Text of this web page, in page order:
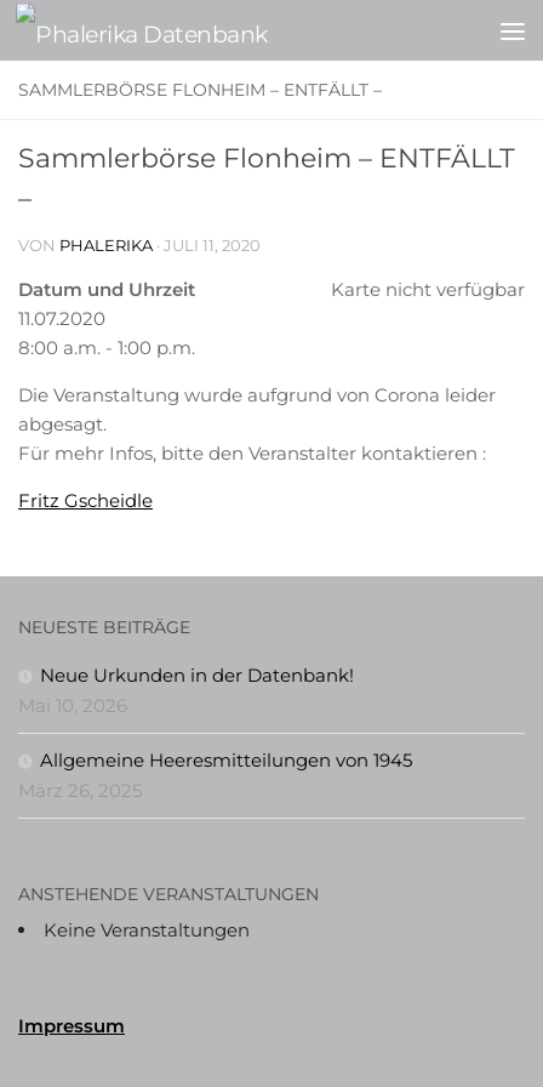
Zum Inhalt springen
SAMMLERBÖRSE FLONHEIM – ENTFÄLLT –
Sammlerbörse Flonheim – ENTFÄLLT
–
VON PHALERIKA · JULI 11, 2020
Karte nicht verfügbar
Datum und Uhrzeit
11.07.2020
8:00 a.m. - 1:00 p.m.
Die Veranstaltung wurde aufgrund von Corona leider
abgesagt.
Für mehr Infos, bitte den Veranstalter kontaktieren :
Fritz Gscheidle
NEUESTE BEITRÄGE
Neue Urkunden in der Datenbank!
Mai 10, 2026
Allgemeine Heeresmitteilungen von 1945
März 26, 2025
ANSTEHENDE VERANSTALTUNGEN
Keine Veranstaltungen
Impressum